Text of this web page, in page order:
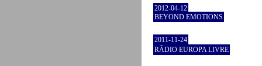
2012-04-12
BEYOND EMOTIONS
2011-11-24
RÃDIO EUROPA LIVRE